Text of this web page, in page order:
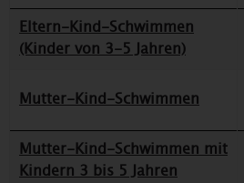
Eltern-Kind-Schwimmen
(Kinder von 3-5 Jahren)
Mutter-Kind-Schwimmen
Mutter-Kind-Schwimmen mit
Kindern 3 bis 5 Jahren